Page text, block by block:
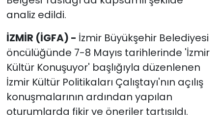
analiz edildi.
İZMİR (İGFA) - İzmir Büyükşehir Belediyesi
öncülüğünde 7-8 Mayıs tarihlerinde 'İzmir
Kültür Konuşuyor' başlığıyla düzenlenen
İzmir Kültür Politikaları Çalıştayı'nın açılış
konuşmalarının ardından yapılan
oturumlarda fikir ve öneriler tartışıldı.